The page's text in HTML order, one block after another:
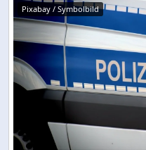
Pixabay / Symbolbild